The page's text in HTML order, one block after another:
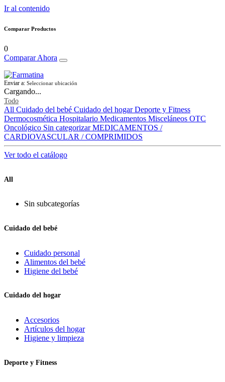
Ir al contenido
Comparar Productos
0
Comparar Ahora
Enviar a: Seleccionar ubicación
Cargando...
Todo
All Cuidado del bebé Cuidado del hogar Deporte y Fitness
Dermocosmética Hospitalario Medicamentos Misceláneos OTC
Oncológico Sin categorizar MEDICAMENTOS /
CARDIOVASCULAR / COMPRIMIDOS
Ver todo el catálogo
All
Sin subcategorías
Cuidado del bebé
Cuidado personal
Alimentos del bebé
Higiene del bebé
Cuidado del hogar
Accesorios
Artículos del hogar
Higiene y limpieza
Deporte y Fitness